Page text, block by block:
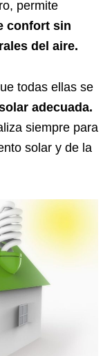
permite
confort sin
del aire.
todas ellas se
adecuada.
siempre para
solar y de la